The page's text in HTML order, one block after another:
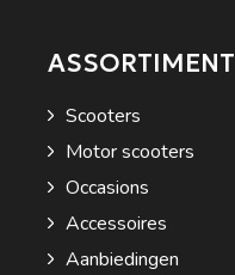
ASSORTIMENT
Scooters
Motor scooters
Occasions
Accessoires
Aanbiedingen